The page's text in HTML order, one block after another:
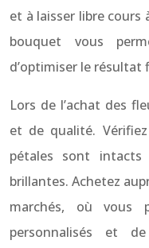
et à laisser libre cours
bouquet vous
d’optimiser le résultat
Lors de l’achat des
et de qualité.
pétales sont
brillantes. Achetez
marchés, où vous
personnalisés et